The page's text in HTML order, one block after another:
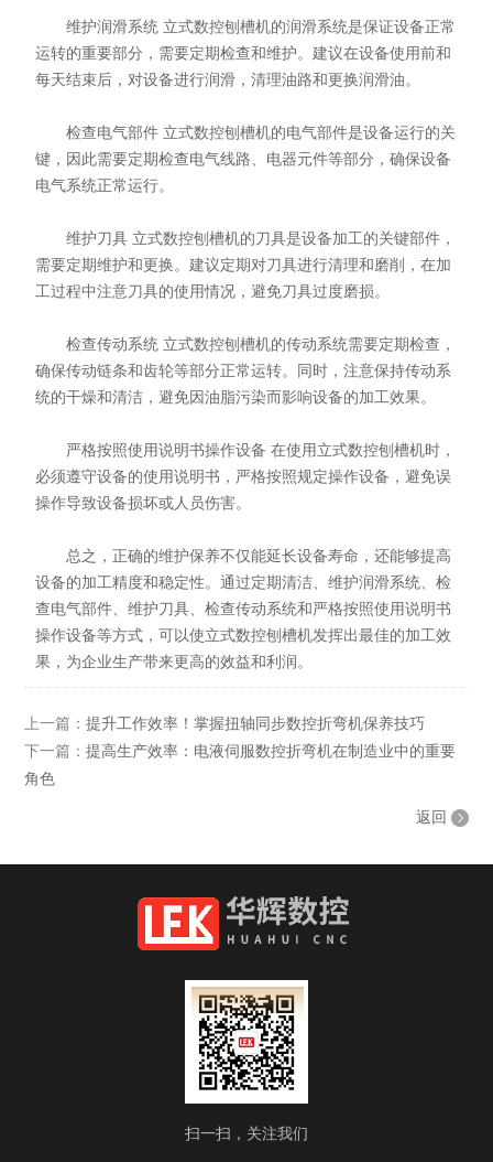
维护润滑系统 立式数控刨槽机的润滑系统是保证设备正常
运转的重要部分，需要定期检查和维护。建议在设备使用前和
每天结束后，对设备进行润滑，清理油路和更换润滑油。
检查电气部件 立式数控刨槽机的电气部件是设备运行的关
键，因此需要定期检查电气线路、电器元件等部分，确保设备
电气系统正常运行。
维护刀具 立式数控刨槽机的刀具是设备加工的关键部件，
需要定期维护和更换。建议定期对刀具进行清理和磨削，在加
工过程中注意刀具的使用情况，避免刀具过度磨损。
检查传动系统 立式数控刨槽机的传动系统需要定期检查，
确保传动链条和齿轮等部分正常运转。同时，注意保持传动系
统的干燥和清洁，避免因油脂污染而影响设备的加工效果。
严格按照使用说明书操作设备 在使用立式数控刨槽机时，
必须遵守设备的使用说明书，严格按照规定操作设备，避免误
操作导致设备损坏或人员伤害。
总之，正确的维护保养不仅能延长设备寿命，还能够提高
设备的加工精度和稳定性。通过定期清洁、维护润滑系统、检
查电气部件、维护刀具、检查传动系统和严格按照使用说明书
操作设备等方式，可以使立式数控刨槽机发挥出最佳的加工效
果，为企业生产带来更高的效益和利润。
上一篇：提升工作效率！掌握扭轴同步数控折弯机保养技巧
下一篇：提高生产效率：电液伺服数控折弯机在制造业中的重要
角色
返回
扫一扫，关注我们